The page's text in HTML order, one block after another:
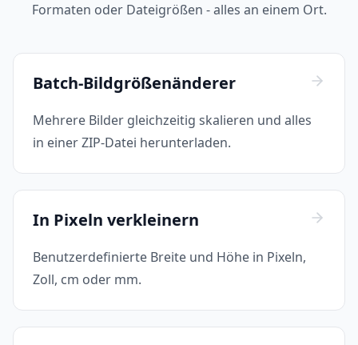
Formaten oder Dateigrößen - alles an einem Ort.
Batch-Bildgrößenänderer
Mehrere Bilder gleichzeitig skalieren und alles
in einer ZIP-Datei herunterladen.
In Pixeln verkleinern
Benutzerdefinierte Breite und Höhe in Pixeln,
Zoll, cm oder mm.